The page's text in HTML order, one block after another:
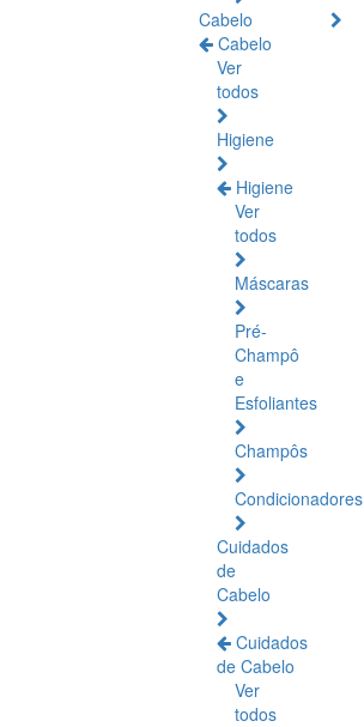
Cabelo
Cabelo
Ver
todos
Higiene
Higiene
Ver
todos
Máscaras
Pré-
Champô
e
Esfoliantes
Champôs
Condicionadores
Cuidados
de
Cabelo
Cuidados
de Cabelo
Ver
todos